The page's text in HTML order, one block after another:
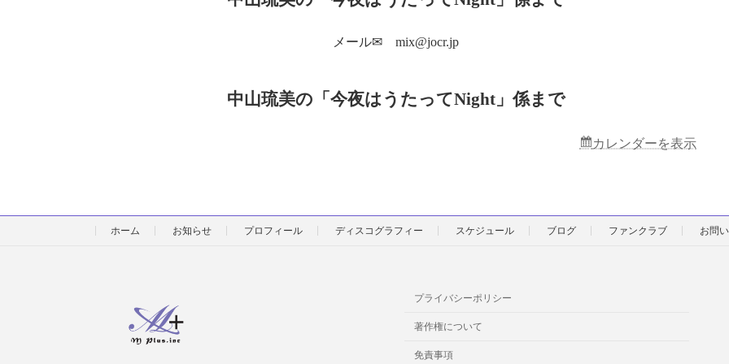
メール✉ mix@jocr.jp
中山琉美の「今夜はうたってNight」係まで
カレンダーを表示
ホーム お知らせ プロフィール ディスコグラフィー スケジュール ブログ ファンクラブ お問
プライバシーポリシー
著作権について
免責事項